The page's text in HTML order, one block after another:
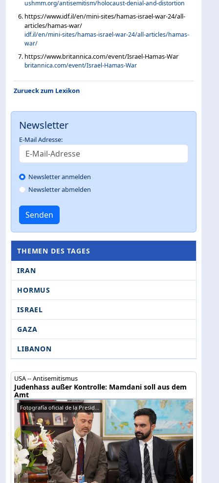
ushmm.org/antisemitism/holocaust-denial-and-distortion
https://www.idf.il/en/mini-sites/hamas-israel-war-24/all-
articles/hamas-war/
idf.il/en/mini-sites/hamas-israel-war-24/all-articles/hamas-
war/
https://www.britannica.com/event/Israel-Hamas-War
britannica.com/event/Israel-Hamas-War
Zurueck zum Lexikon
Newsletter
E-Mail Adresse:
Newsletter anmelden
Newsletter abmelden
Senden
THEMEN DES TAGES
IRAN
HORMUS
ISRAEL
GAZA
LIBANON
USA -- Antisemitismus
Judenhass außer Kontrolle: Mamdani soll aus dem
Amt
Fotografía oficial de la Presid...